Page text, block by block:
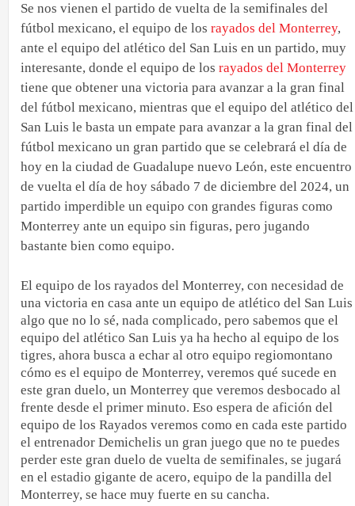
Se nos vienen el partido de vuelta de la semifinales del
fútbol mexicano, el equipo de los rayados del Monterrey,
ante el equipo del atlético del San Luis en un partido, muy
interesante, donde el equipo de los rayados del Monterrey
tiene que obtener una victoria para avanzar a la gran final
del fútbol mexicano, mientras que el equipo del atlético del
San Luis le basta un empate para avanzar a la gran final del
fútbol mexicano un gran partido que se celebrará el día de
hoy en la ciudad de Guadalupe nuevo León, este encuentro
de vuelta el día de hoy sábado 7 de diciembre del 2024, un
partido imperdible un equipo con grandes figuras como
Monterrey ante un equipo sin figuras, pero jugando
bastante bien como equipo.
El equipo de los rayados del Monterrey, con necesidad de
una victoria en casa ante un equipo de atlético del San Luis
algo que no lo sé, nada complicado, pero sabemos que el
equipo del atlético San Luis ya ha hecho al equipo de los
tigres, ahora busca a echar al otro equipo regiomontano
cómo es el equipo de Monterrey, veremos qué sucede en
este gran duelo, un Monterrey que veremos desbocado al
frente desde el primer minuto. Eso espera de afición del
equipo de los Rayados veremos como en cada este partido
el entrenador Demichelis un gran juego que no te puedes
perder este gran duelo de vuelta de semifinales, se jugará
en el estadio gigante de acero, equipo de la pandilla del
Monterrey, se hace muy fuerte en su cancha.